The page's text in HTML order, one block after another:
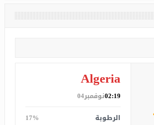
Algeria
نوفمبر0402:19